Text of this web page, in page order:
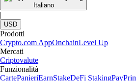
Italiano
|
USD
Prodotti
Crypto.com AppOnchainLevel Up
Mercati
Criptovalute
Funzionalità
CartePanieriEarnStakeDeFi StakingPay